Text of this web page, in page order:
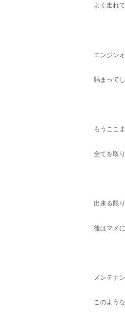
よく走れ
エンジン
詰まって
もうここ
全てを取
出来る限
後はマメ
メンテナ
このよう